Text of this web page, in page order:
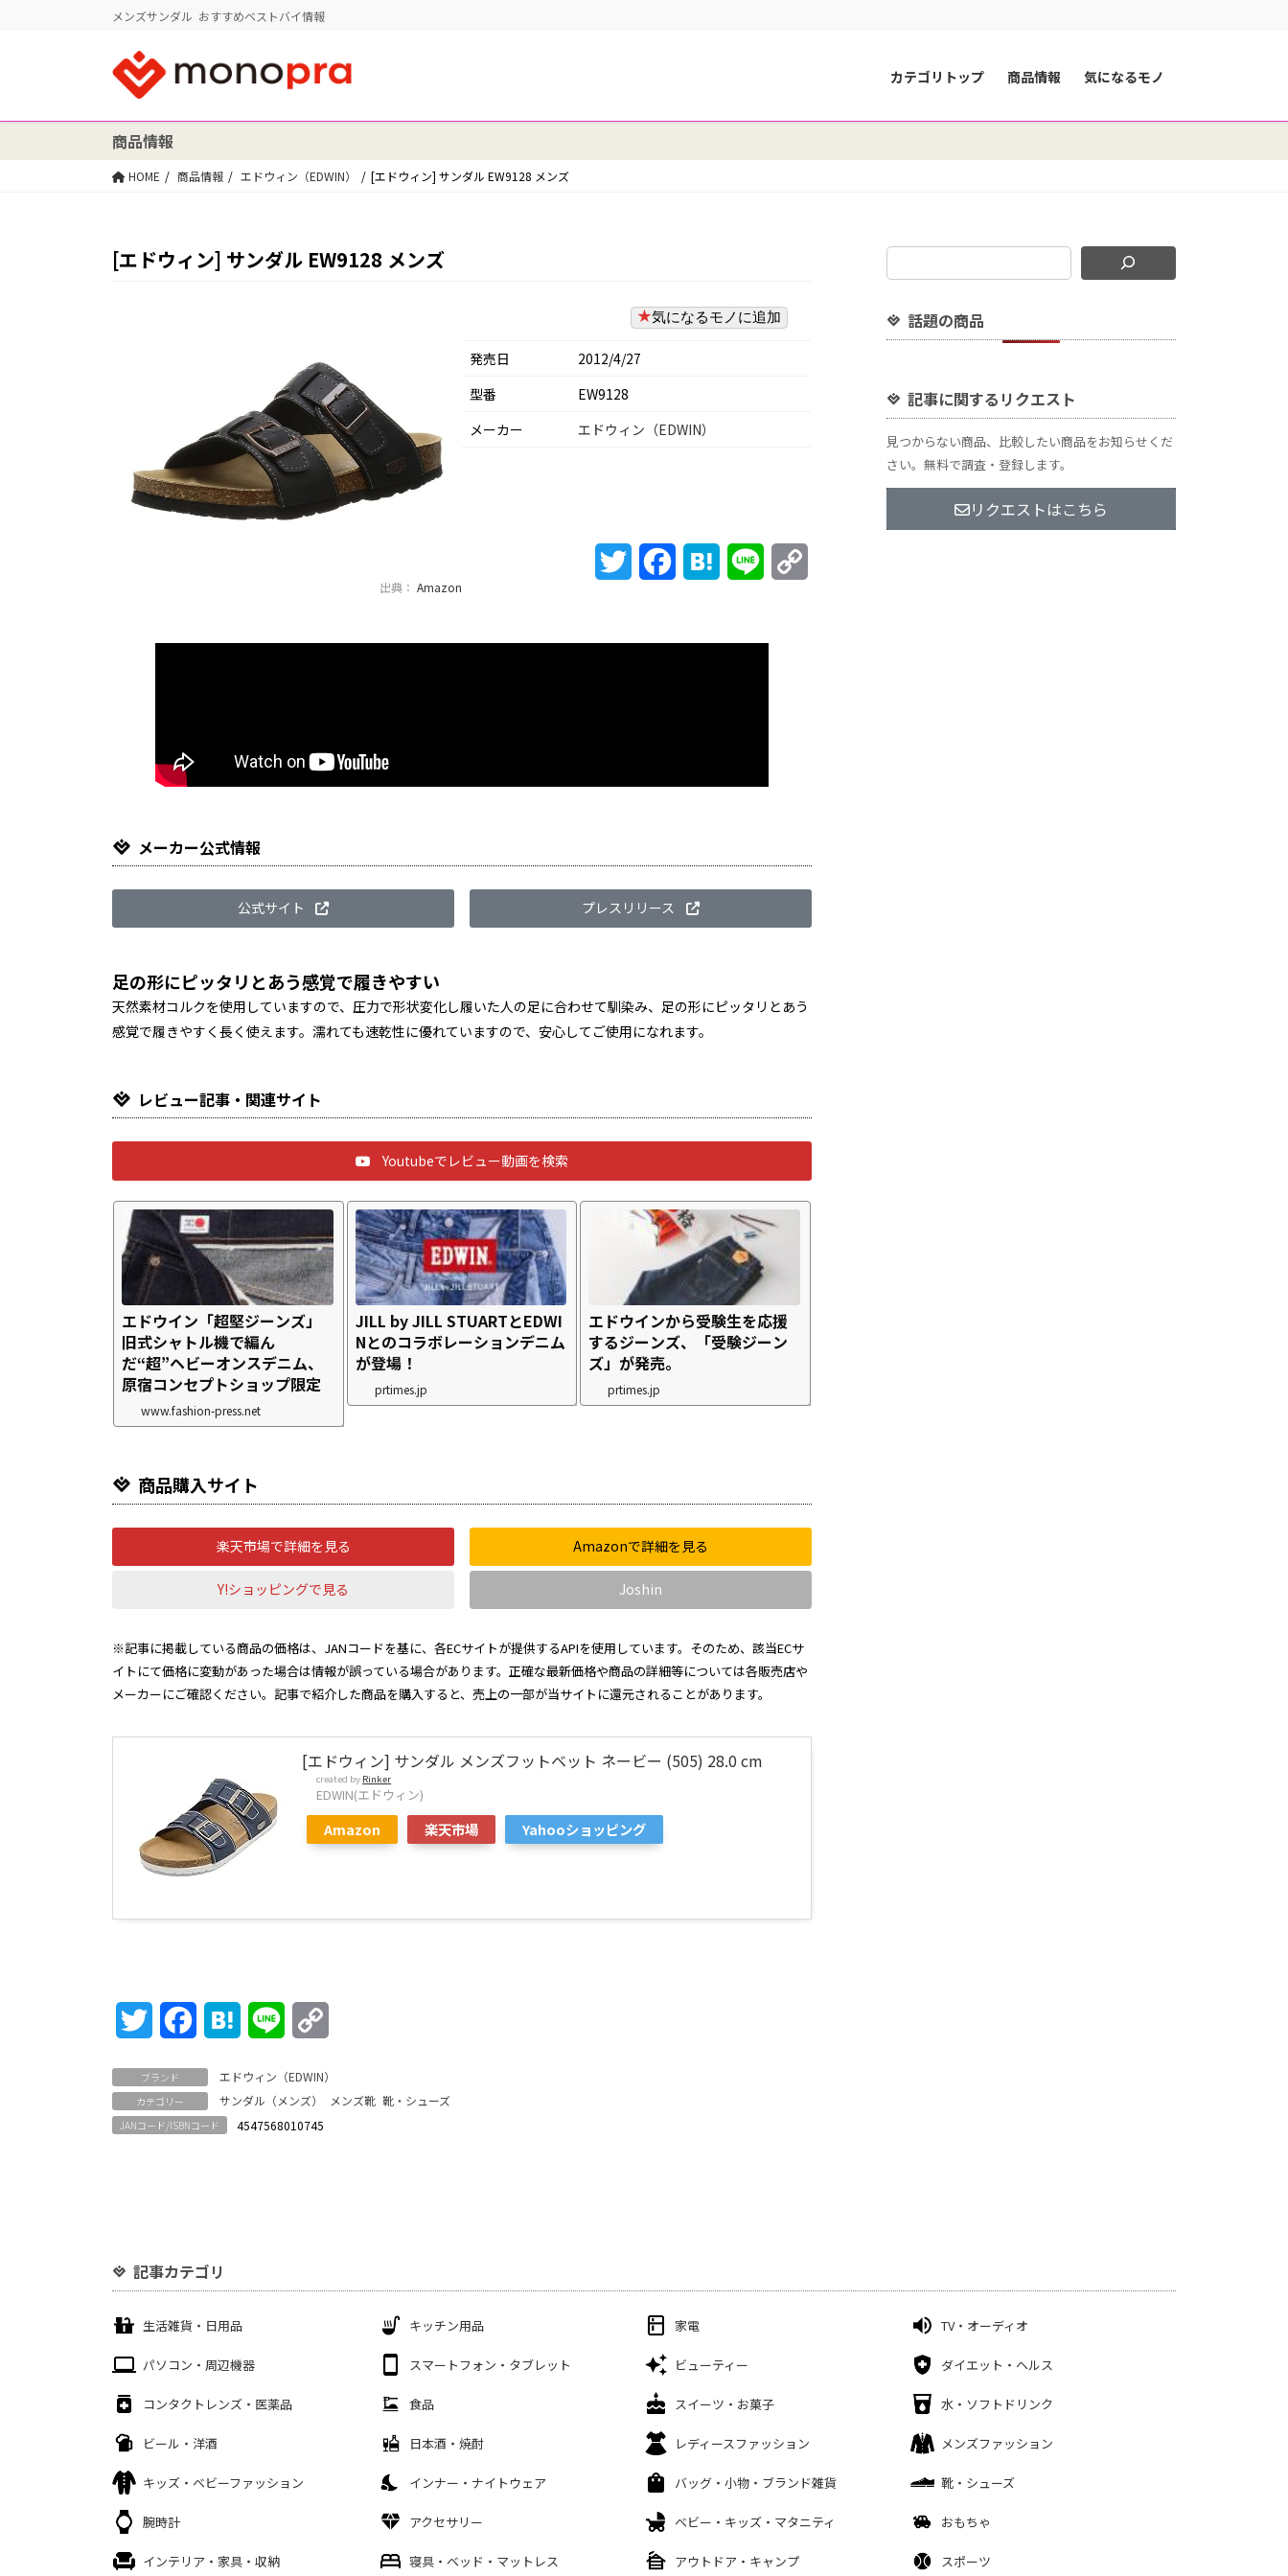
メンズサンダル おすすめベストバイ情報
カテゴリトップ 商品情報 気になるモノ
商品情報
HOME 商品情報 エドウィン（EDWIN） [エドウィン] サンダル EW9128 メンズ
[エドウィン] サンダル EW9128 メンズ
出典： Amazon
気になるモノに追加
発売日
2012/4/27
型番
EW9128
メーカー
エドウィン（EDWIN）
Twitter FacebookHatena Line
メーカー公式情報
公式サイト プレスリリース
足の形にピッタリとあう感覚で履きやすい
天然素材コルクを使用していますので、圧力で形状変化し履いた人の足に合わせて馴染み、足の形にピッタリとあう
感覚で履きやすく長く使えます。濡れても速乾性に優れていますので、安心してご使用になれます。
レビュー記事・関連サイト
Youtubeでレビュー動画を検索
エドウイン「超堅ジーンズ」
旧式シャトル機で編ん
だ“超”ヘビーオンスデニム、
原宿コンセプトショップ限定
www.fashion-press.net
JILL by JILL STUARTとEDWI
Nとのコラボレーションデニム
が登場！
prtimes.jp
エドウインから受験生を応援
するジーンズ、「受験ジーン
ズ」が発売。
prtimes.jp
商品購入サイト
楽天市場で詳細を見る Amazonで詳細を見る
Y!ショッピングで見る Joshin
※記事に掲載している商品の価格は、JANコードを基に、各ECサイトが提供するAPIを使用しています。そのため、該当ECサ
イトにて価格に変動があった場合は情報が誤っている場合があります。正確な最新価格や商品の詳細等については各販売店や
メーカーにご確認ください。記事で紹介した商品を購入すると、売上の一部が当サイトに還元されることがあります。
[エドウィン] サンダル メンズフットベット ネービー (505) 28.0 cm
created by Rinker
EDWIN(エドウィン)
Amazon 楽天市場 Yahooショッピング
Twitter FacebookHatena Line
ブランド エドウィン（EDWIN）
カテゴリー サンダル（メンズ） メンズ靴 靴・シューズ
JANコード/ISBNコード 4547568010745
話題の商品
記事に関するリクエスト
見つからない商品、比較したい商品をお知らせくだ
さい。無料で調査・登録します。
リクエストはこちら
記事カテゴリ
生活雑貨・日用品 キッチン用品 家電 TV・オーディオ
パソコン・周辺機器 スマートフォン・タブレット ビューティー ダイエット・ヘルス
コンタクトレンズ・医薬品 食品 スイーツ・お菓子 水・ソフトドリンク
ビール・洋酒 日本酒・焼酎 レディースファッション メンズファッション
キッズ・ベビーファッション インナー・ナイトウェア バッグ・小物・ブランド雑貨 靴・シューズ
腕時計 アクセサリー ベビー・キッズ・マタニティ おもちゃ
インテリア・家具・収納 寝具・ベッド・マットレス アウトドア・キャンプ スポーツ